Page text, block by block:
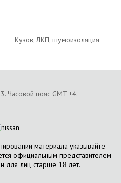
Кузов, ЛКП, шумоизоляция
. Часовой пояс GMT +4.
материала указывайте
официальным представителем
для лиц старше 18 лет.